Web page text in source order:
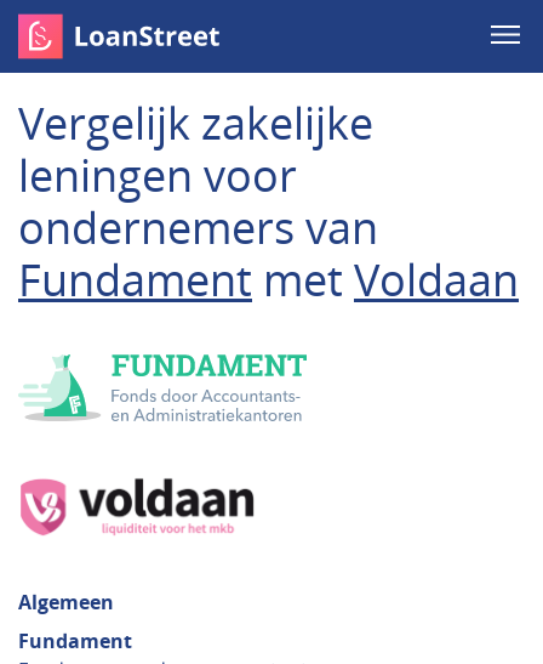
Vergelijk zakelijke
leningen voor
ondernemers van
Fundament met Voldaan
Algemeen
Fundament